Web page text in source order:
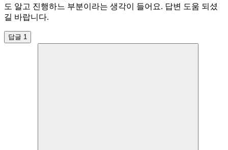
도 알고 진행하느 부분이라는 생각이 들어요. 답변 도움 되셨
길 바랍니다.
답글 1